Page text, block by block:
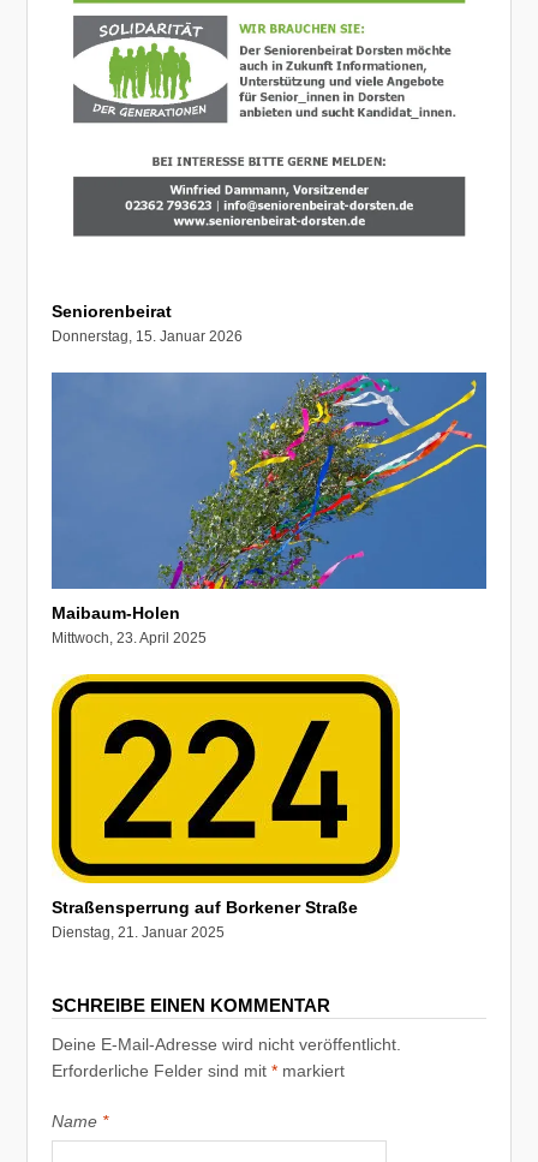
Seniorenbeirat
Donnerstag, 15. Januar 2026
Maibaum-Holen
Mittwoch, 23. April 2025
Straßensperrung auf Borkener Straße
Dienstag, 21. Januar 2025
SCHREIBE EINEN KOMMENTAR
Deine E-Mail-Adresse wird nicht veröffentlicht.
Erforderliche Felder sind mit* markiert
Name *